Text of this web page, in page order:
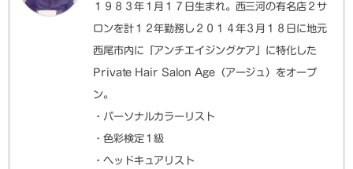
１９８３年１月１７日生まれ。西三河の有名店２サ
ロンを計１２年勤務し２０１４年３月１８日に地元
西尾市内に「アンチエイジングケア」に特化した
Private Hair Salon Age（アージュ）をオープ
ン。
・パーソナルカラーリスト
・色彩検定１級
・ヘッドキュアリスト